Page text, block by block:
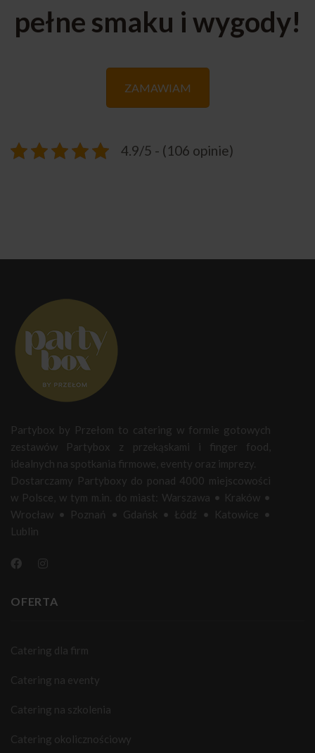
pełne smaku i wygody!
ZAMAWIAM
4.9/5 - (106 opinie)
Partybox by Przełom to catering w formie gotowych
zestawów Partybox z przekąskami i finger food,
idealnych na spotkania firmowe, eventy oraz imprezy.
Dostarczamy Partyboxy do ponad 4000 miejscowości
w Polsce, w tym m.in. do miast: Warszawa • Kraków •
Wrocław • Poznań • Gdańsk • Łódź • Katowice •
Lublin
OFERTA
Catering dla firm
Catering na eventy
Catering na szkolenia
Catering okolicznościowy